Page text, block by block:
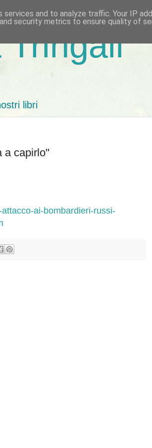
Tringali
libri
a capirlo"
ai-bombardieri-russi-
and to analyze traffic. Your IP
security metrics to ensure quality of